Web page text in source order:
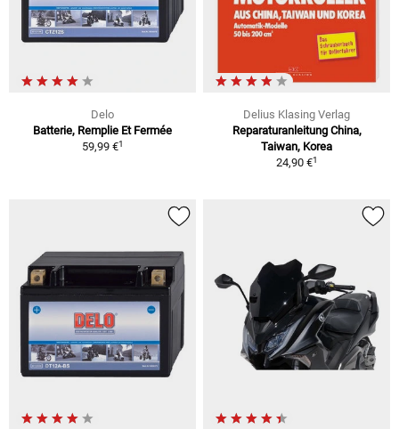
Delo
Batterie, Remplie Et Fermée
59,99 €1
Delius Klasing Verlag
Reparaturanleitung China,
Taiwan, Korea
24,90 €1